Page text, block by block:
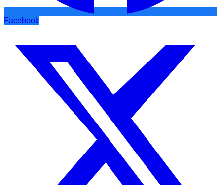
Facebook